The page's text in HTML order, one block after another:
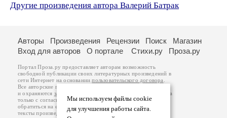
Другие произведения автора Валерий Батрак
Мы используем файлы cookie
для улучшения работы сайта.
Авторы Произведения Рецензии Поиск
Магазин
Вход для авторов
О портале Стихи.ру Проза.ру
Портал Проза.ру предоставляет авторам возможность
свободной публикации своих литературных произведений в
сети Интернет на основаниипользовательского договора
Все авторские права на произведения принадлежат авторам
и охраняются законом
. Перепечатка произведений возможна
только с согласия его автора, к которому вы можете
обратиться на его авторской странице. Ответственность за
тексты произведений авторы несут самостоятельно на